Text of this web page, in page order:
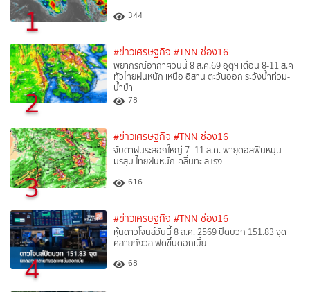
1 344
2
#ข่าวเศรษฐกิจ #TNN ช่อง16
พยากรณ์อากาศวันนี้ 8 ส.ค.69 อุตุฯ เตือน 8-11 ส.ค
ทั่วไทยฝนหนัก เหนือ อีสาน ตะวันออก ระวังน้ำท่วม-
น้ำป่า
78
3
#ข่าวเศรษฐกิจ #TNN ช่อง16
จับตาฝนระลอกใหญ่ 7–11 ส.ค. พายุดอลฟินหนุน
มรสุม ไทยฝนหนัก-คลื่นทะเลแรง
616
4
#ข่าวเศรษฐกิจ #TNN ช่อง16
หุ้นดาวโจนส์วันนี้ 8 ส.ค. 2569 ปิดบวก 151.83 จุด
คลายกังวลเฟดขึ้นดอกเบี้ย
68